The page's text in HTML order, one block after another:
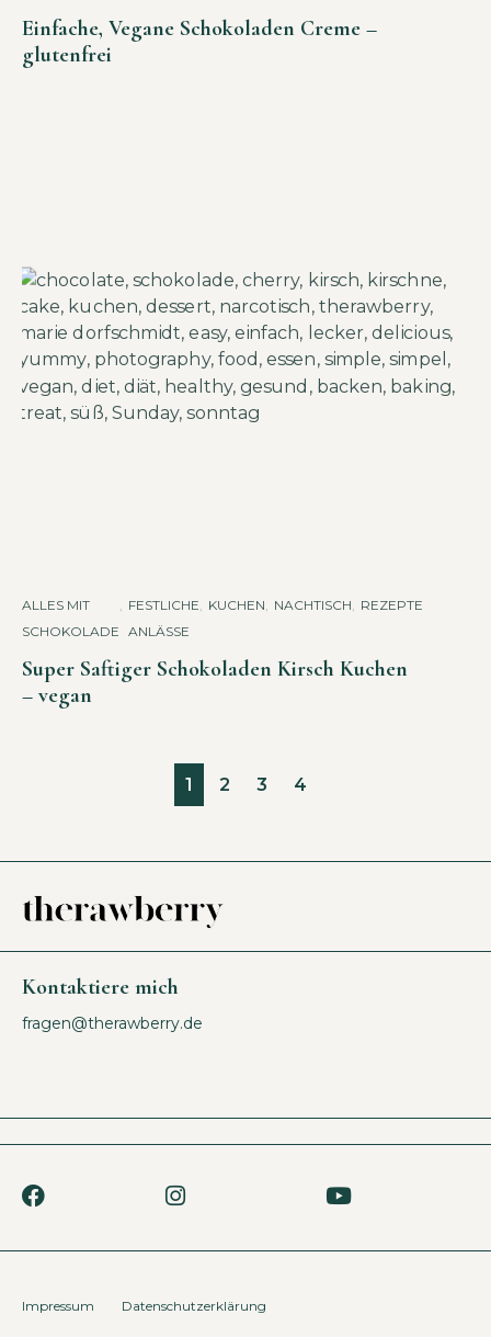
Einfache, Vegane Schokoladen Creme –
glutenfrei
ALLES MIT
SCHOKOLADE
, FESTLICHE
ANLÄSSE
, KUCHEN, NACHTISCH, REZEPTE
Super Saftiger Schokoladen Kirsch Kuchen
– vegan
1 2 3 4
Kontaktiere mich
fragen@therawberry.de
Impressum Datenschutzerklärung